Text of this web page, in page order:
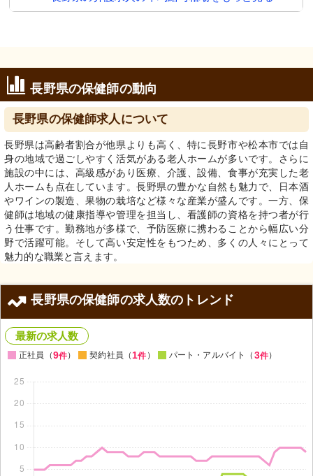
長野県の保健師の動向
長野県の保健師求人について
長野県は高齢者割合が他県よりも高く、特に長野市や松本市では自
身の地域で過ごしやすく活気がある老人ホームが多いです。さらに
施設の中には、高級感があり医療、介護、設備、食事が充実した老
人ホームも点在しています。長野県の豊かな自然も魅力で、日本酒
やワインの製造、果物の栽培など様々な産業が盛んです。一方、保
健師は地域の健康指導や管理を担当し、看護師の資格を持つ者が行
う仕事です。勤務地が多様で、予防医療に携わることから幅広い分
野で活躍可能。そして高い安定性をもつため、多くの人々にとって
魅力的な職業と言えます。
長野県の保健師の求人数のトレンド
最新の求人数
正社員（9件） 契約社員（ 1件 ） パート・アルバイト（ 3件）